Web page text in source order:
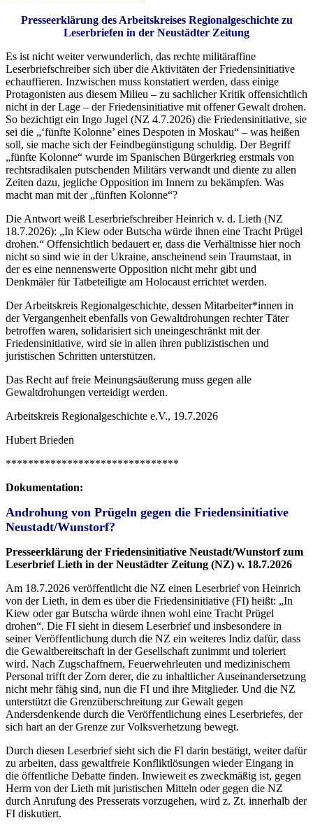
Presseerklärung des Arbeitskreises Regionalgeschichte zu
Leserbriefen in der Neustädter Zeitung
Es ist nicht weiter verwunderlich, das rechte militäraffine
Leserbriefschreiber sich über die Aktivitäten der Friedensinitiative
echauffieren. Inzwischen muss konstatiert werden, dass einige
Protagonisten aus diesem Milieu – zu sachlicher Kritik offensichtlich
nicht in der Lage – der Friedensinitiative mit offener Gewalt drohen.
So bezichtigt ein Ingo Jugel (NZ 4.7.2026) die Friedensinitiative, sie
sei die „‘fünfte Kolonne’ eines Despoten in Moskau“ – was heißen
soll, sie mache sich der Feindbegünstigung schuldig. Der Begriff
„fünfte Kolonne“ wurde im Spanischen Bürgerkrieg erstmals von
rechtsradikalen putschenden Militärs verwandt und diente zu allen
Zeiten dazu, jegliche Opposition im Innern zu bekämpfen. Was
macht man mit der „fünften Kolonne“?
Die Antwort weiß Leserbriefschreiber Heinrich v. d. Lieth (NZ
18.7.2026): „In Kiew oder Butscha würde ihnen eine Tracht Prügel
drohen.“ Offensichtlich bedauert er, dass die Verhältnisse hier noch
nicht so sind wie in der Ukraine, anscheinend sein Traumstaat, in
der es eine nennenswerte Opposition nicht mehr gibt und
Denkmäler für Tatbeteiligte am Holocaust errichtet werden.
Der Arbeitskreis Regionalgeschichte, dessen Mitarbeiter*innen in
der Vergangenheit ebenfalls von Gewaltdrohungen rechter Täter
betroffen waren, solidarisiert sich uneingeschränkt mit der
Friedensinitiative, wird sie in allen ihren publizistischen und
juristischen Schritten unterstützen.
Das Recht auf freie Meinungsäußerung muss gegen alle
Gewaltdrohungen verteidigt werden.
Arbeitskreis Regionalgeschichte e.V., 19.7.2026
Hubert Brieden
*******************************
Dokumentation:
Androhung von Prügeln gegen die Friedensinitiative
Neustadt/Wunstorf?
Presseerklärung der Friedensinitiative Neustadt/Wunstorf zum
Leserbrief Lieth in der Neustädter Zeitung (NZ) v. 18.7.2026
Am 18.7.2026 veröffentlicht die NZ einen Leserbrief von Heinrich
von der Lieth, in dem es über die Friedensinitiative (FI) heißt: „In
Kiew oder gar Butscha würde ihnen wohl eine Tracht Prügel
drohen“. Die FI sieht in diesem Leserbrief und insbesondere in
seiner Veröffentlichung durch die NZ ein weiteres Indiz dafür, dass
die Gewaltbereitschaft in der Gesellschaft zunimmt und toleriert
wird. Nach Zugschaffnern, Feuerwehrleuten und medizinischem
Personal trifft der Zorn derer, die zu inhaltlicher Auseinandersetzung
nicht mehr fähig sind, nun die FI und ihre Mitglieder. Und die NZ
unterstützt die Grenzüberschreitung zur Gewalt gegen
Andersdenkende durch die Veröffentlichung eines Leserbriefes, der
sich hart an der Grenze zur Volksverhetzung bewegt.
Durch diesen Leserbrief sieht sich die FI darin bestätigt, weiter dafür
zu arbeiten, dass gewaltfreie Konfliktlösungen wieder Eingang in
die öffentliche Debatte finden. Inwieweit es zweckmäßig ist, gegen
Herrn von der Lieth mit juristischen Mitteln oder gegen die NZ
durch Anrufung des Presserats vorzugehen, wird z. Zt. innerhalb der
FI diskutiert.